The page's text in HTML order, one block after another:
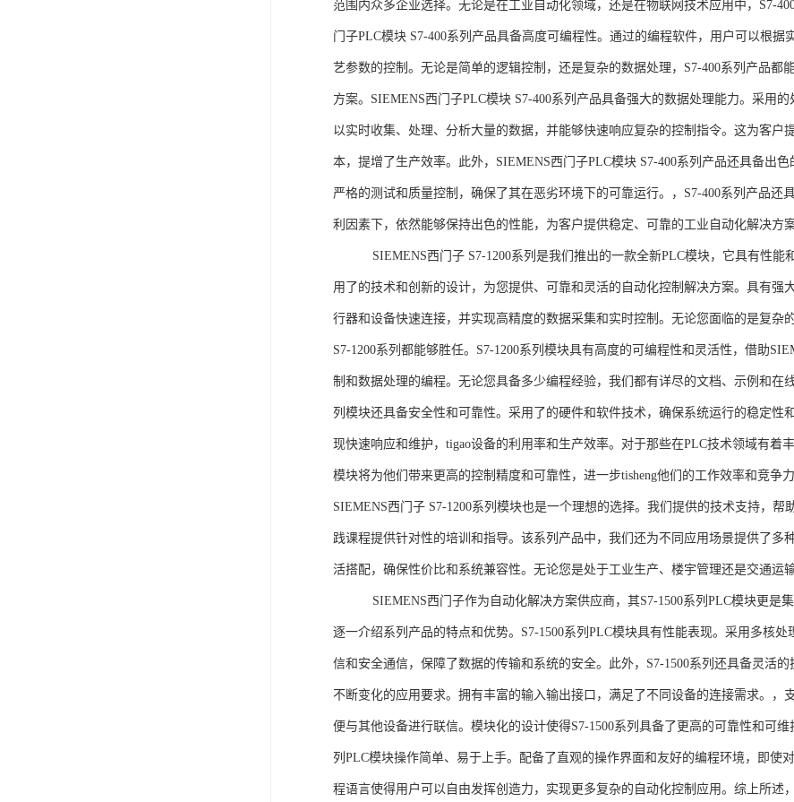
范围内众多企业选择。无论是在工业自动化领域，还是在物联网技术应用中，S7-
门子PLC模块 S7-400系列产品具备高度可编程性。通过的编程软件，用户可以根
艺参数的控制。无论是简单的逻辑控制，还是复杂的数据处理，S7-400系列产品都
方案。SIEMENS西门子PLC模块 S7-400系列产品具备强大的数据处理能力。采用
以实时收集、处理、分析大量的数据，并能够快速响应复杂的控制指令。这为客户
本，提增了生产效率。此外，SIEMENS西门子PLC模块 S7-400系列产品还具备出
严格的测试和质量控制，确保了其在恶劣环境下的可靠运行。，S7-400系列产品还
利因素下，依然能够保持出色的性能，为客户提供稳定、可靠的工业自动化解决方案
SIEMENS西门子 S7-1200系列是我们推出的一款全新PLC模块，它具有性能
用了的技术和创新的设计，为您提供、可靠和灵活的自动化控制解决方案。具有强
行器和设备快速连接，并实现高精度的数据采集和实时控制。无论您面临的是复杂
S7-1200系列都能够胜任。S7-1200系列模块具有高度的可编程性和灵活性，借助
制和数据处理的编程。无论您具备多少编程经验，我们都有详尽的文档、示例和在
列模块还具备安全性和可靠性。采用了的硬件和软件技术，确保系统运行的稳定性
现快速响应和维护，tigao设备的利用率和生产效率。对于那些在PLC技术领域有着
模块将为他们带来更高的控制精度和可靠性，进一步tisheng他们的工作效率和竞争
SIEMENS西门子 S7-1200系列模块也是一个理想的选择。我们提供的技术支持，
践课程提供针对性的培训和指导。该系列产品中，我们还为不同应用场景提供了多
活搭配，确保性价比和系统兼容性。无论您是处于工业生产、楼宇管理还是交通运
SIEMENS西门子作为自动化解决方案供应商，其S7-1500系列PLC模块更是集
逐一介绍系列产品的特点和优势。S7-1500系列PLC模块具有性能表现。采用多核
信和安全通信，保障了数据的传输和系统的安全。此外，S7-1500系列还具备灵活
不断变化的应用要求。拥有丰富的输入输出接口，满足了不同设备的连接需求。，
便与其他设备进行联信。模块化的设计使得S7-1500系列具备了更高的可靠性和可
列PLC模块操作简单、易于上手。配备了直观的操作界面和友好的编程环境，即使
程语言使得用户可以自由发挥创造力，实现更多复杂的自动化控制应用。综上所述